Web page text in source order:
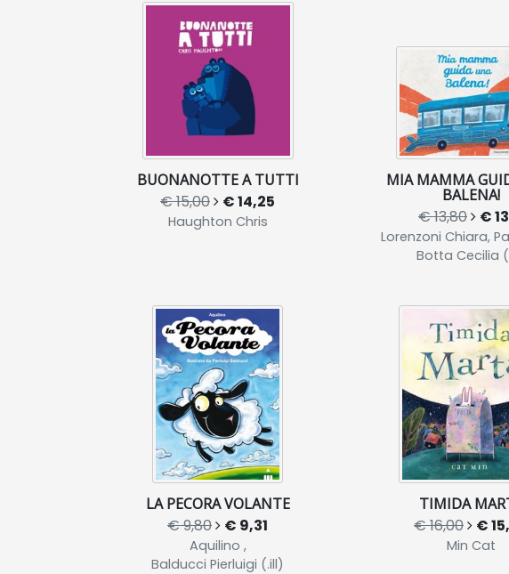
BUONANOTTE A TUTTI
€ 15,00 € 14,25
Haughton Chris
MIA MAMMA
BALENA!
€ 13,80 €
Lorenzoni Chiara,
Botta Cecilia
LA PECORA VOLANTE
€ 9,80 € 9,31
Aquilino ,
Balducci Pierluigi (.ill)
TIMIDA
€ 16,00 €
Min Cat